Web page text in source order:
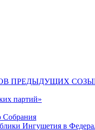
ПРЕДЫДУЩИХ
партий»
Собрания
Ингушетия в